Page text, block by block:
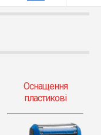
Оснащення
пластикові